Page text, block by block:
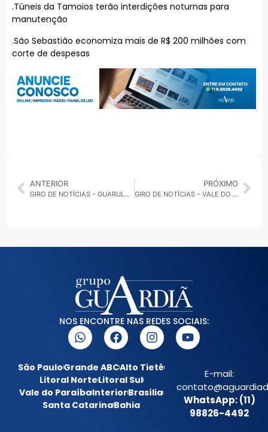
.Túneis da Tamoios terão interdições noturnas para
manutenção
.São Sebastião economiza mais de R$ 200 milhões com
corte de despesas
ANTERIOR
GIRO DE NOTÍCIAS – GUARULHOS 26/08/2025
PRÓXIMO
GIRO DE NOTÍCIAS – VALE DO PARAÍBA 26/08/2025
NOS ENCONTRE NAS REDES SOCIAIS:
São PauloGrande ABCAlto Tietê
Litoral NorteLitoral Sul
Vale do ParaíbaInteriorBrasília
Santa CatarinaBahia
E-mail:
WhatsApp: (11)
98826-4492